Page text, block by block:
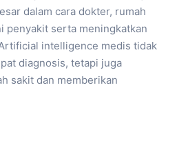
dalam cara dokter, rumah
penyakit serta meningkatkan
intelligence medis tidak
diagnosis, tetapi juga
sakit dan memberikan